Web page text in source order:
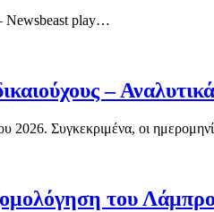
– Newsbeast play…
–
2026. Συγκεκριμένα, οι
του